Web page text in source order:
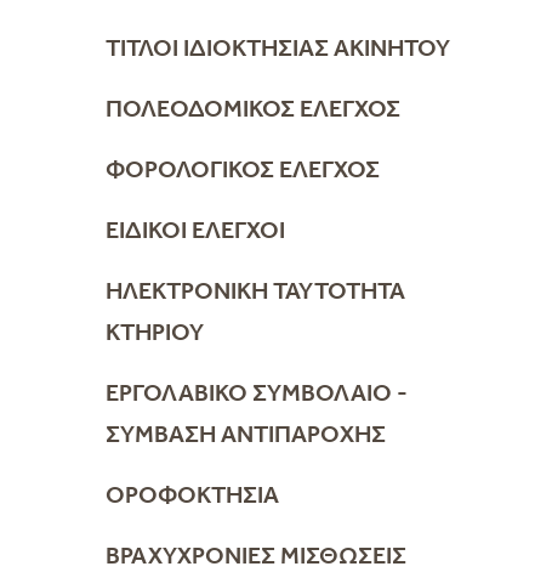
ΤΊΤΛΟΙ ΙΔΙΟΚΤΗΣΊΑΣ ΑΚΙΝΉΤΟΥ
ΠΟΛΕΟΔΟΜΙΚΌΣ ΈΛΕΓΧΟΣ
ΦΟΡΟΛΟΓΙΚΌΣ ΈΛΕΓΧΟΣ
ΕΙΔΙΚΟΊ ΈΛΕΓΧΟΙ
ΗΛΕΚΤΡΟΝΙΚΉ ΤΑΥΤΌΤΗΤΑ
ΚΤΗΡΊΟΥ
ΕΡΓΟΛΑΒΙΚΌ ΣΥΜΒΌΛΑΙΟ -
ΣΎΜΒΑΣΗ ΑΝΤΙΠΑΡΟΧΉΣ
ΟΡΟΦΟΚΤΗΣΊΑ
ΒΡΑΧΥΧΡΌΝΙΕΣ ΜΙΣΘΏΣΕΙΣ